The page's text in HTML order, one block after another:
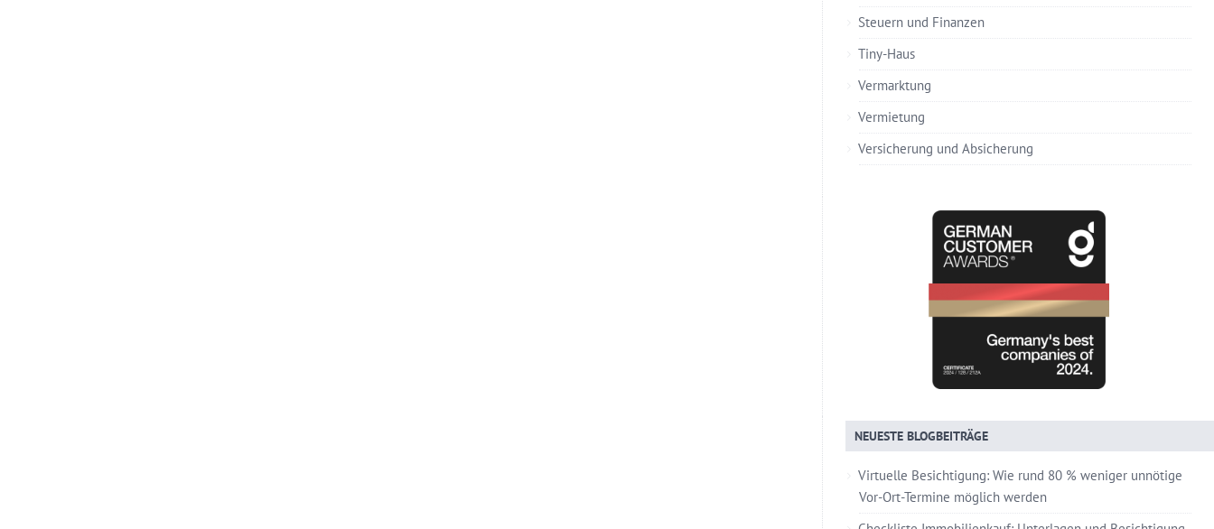
Steuern und Finanzen
Tiny-Haus
Vermarktung
Vermietung
Versicherung und Absicherung
NEUESTE BLOGBEITRÄGE
Virtuelle Besichtigung: Wie rund 80 % weniger unnötige
Vor-Ort-Termine möglich werden